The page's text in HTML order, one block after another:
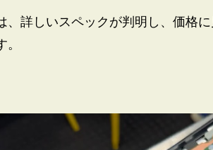
詳しいスペックが判明し、価格
。